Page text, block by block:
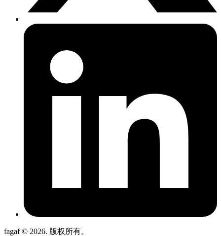
fagaf © 2026. 版权所有。